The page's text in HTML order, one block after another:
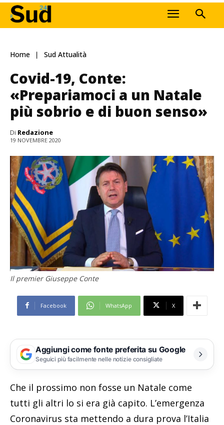
Home Sud Attualità
Covid-19, Conte:
«Prepariamoci a un Natale
più sobrio e di buon senso»
Di Redazione
19 NOVEMBRE 2020
Il premier Giuseppe Conte
Facebook WhatsApp X
Aggiungi come fonte preferita su Google
Seguici più facilmente nelle notizie consigliate
Che il prossimo non fosse un Natale come
tutti gli altri lo si era già capito. L’emergenza
Coronavirus sta mettendo a dura prova l’Italia